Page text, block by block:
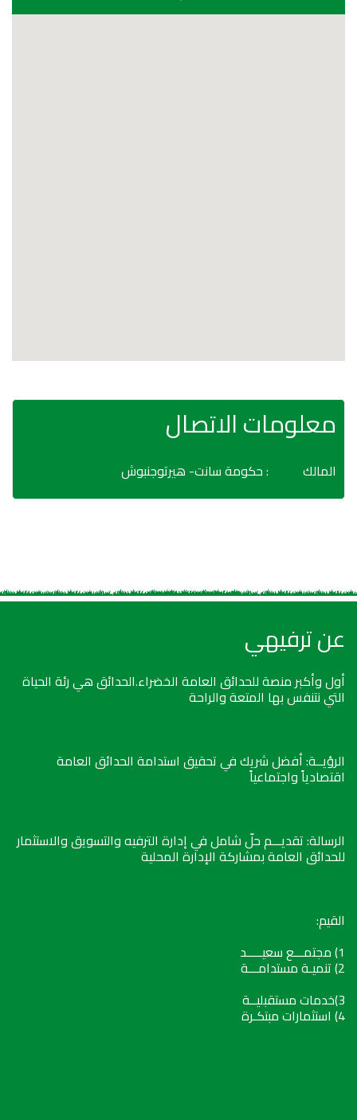
معلومات الاتصال
المالك : حكومة سانت- هيرتوجنبوش
عن ترفيهي
أول وأكبر منصة للحدائق العامة الخضراء.الحدائق هي رئة الحياة
التي نتنفس بها المتعة والراحة
الرؤيــة: أفضل شريك في تحقيق استدامة الحدائق العامة
اقتصادياً واجتماعياً
الرسالة: تقديـــم حلّ شامل في إدارة الترفيه والتسويق والاستثمار
للحدائق العامة بمشاركة الإدارة المحلية
القيم:
1) مجتمـــع سعيـــــد
2) تنميـة مستدامـــة
3)خدمات مستقبليــة
4) استثمارات مبتكـرة